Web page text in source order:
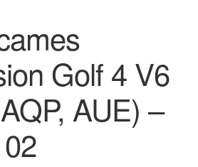
Golf 4 V6
AUE) –